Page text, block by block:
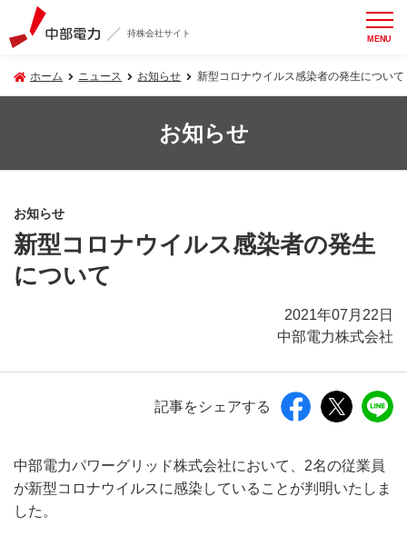
持株会社サイト MENU
ホーム ニュース お知らせ 新型コロナウイルス感染者の発生について
お知らせ
お知らせ
新型コロナウイルス感染者の発生
について
2021年07月22日
中部電力株式会社
記事をシェアする
中部電力パワーグリッド株式会社において、2名の従業員
が新型コロナウイルスに感染していることが判明いたしま
した。